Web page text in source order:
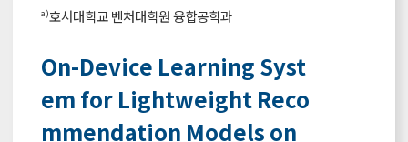
a)호서대학교 벤처대학원 융합공학과
On-Device Learning Syst
em for Lightweight Reco
mmendation Models on